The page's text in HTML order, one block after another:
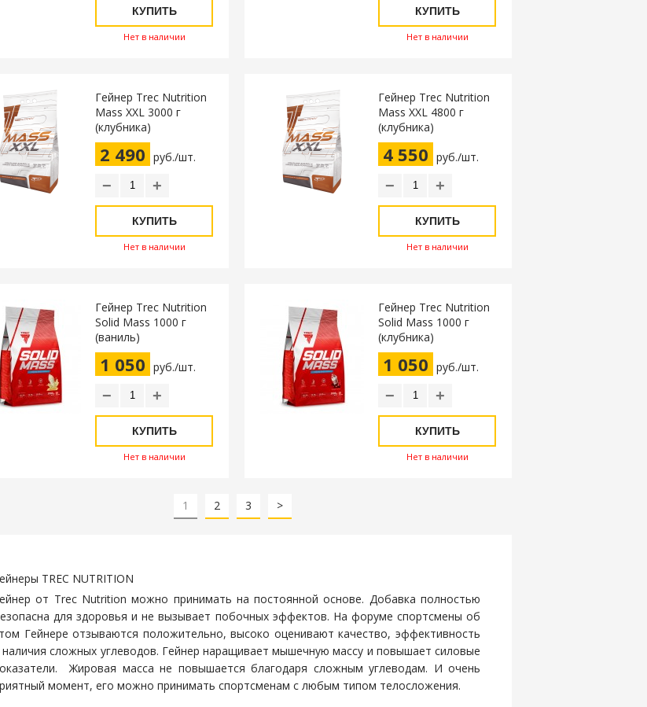
КУПИТЬ
Нет в наличии
КУПИТЬ
Нет в наличии
Гейнер Trec Nutrition
Mass XXL 3000 г
(клубника)
2 490 руб./шт.
− +
КУПИТЬ
Нет в наличии
Гейнер Trec Nutrition
Mass XXL 4800 г
(клубника)
4 550 руб./шт.
− +
КУПИТЬ
Нет в наличии
Гейнер Trec Nutrition
Solid Mass 1000 г
(ваниль)
1 050 руб./шт.
− +
КУПИТЬ
Нет в наличии
Гейнер Trec Nutrition
Solid Mass 1000 г
(клубника)
1 050 руб./шт.
− +
КУПИТЬ
Нет в наличии
1 2 3 >
TREC NUTRITION
от Trec Nutrition можно принимать на постоянной основе. Добавка полностью
для здоровья и не вызывает побочных эффектов. На форуме спортсмены об
Гейнере отзываются положительно, высоко оценивают качество, эффективность
наличия сложных углеводов. Гейнер наращивает мышечную массу и повышает силовые
Жировая масса не повышается благодаря сложным углеводам. И очень
момент, его можно принимать спортсменам с любым типом телосложения.